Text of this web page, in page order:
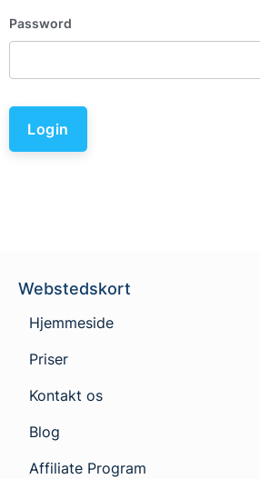
Password
Login
Webstedskort
Hjemmeside
Priser
Kontakt os
Blog
Affiliate Program